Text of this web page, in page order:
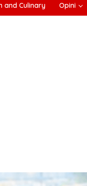
and Culinary Opini